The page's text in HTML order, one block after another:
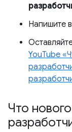
Напишите
YouTube
Что